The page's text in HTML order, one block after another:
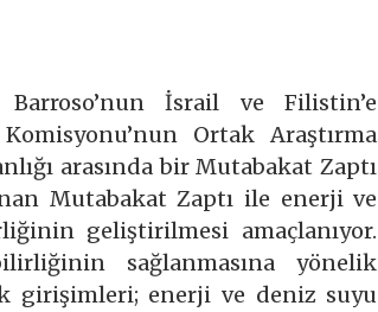
İsrail ve Filistin’e
Ortak Araştırma
arasında bir Mutabakat Zaptı
Mutabakat Zaptı ile enerji ve
geliştirilmesi amaçlanıyor.
sağlanmasına yönelik
girişimleri; enerji ve deniz suyu